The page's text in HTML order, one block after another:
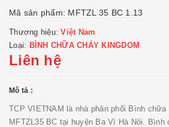
Mã sản phẩm: MFTZL 35 BC 1.13
Thương hiệu:Việt Nam
Loại: BÌNH CHỮA CHÁY KINGDOM
Liên hệ
Mô tả :
TCP VIETNAM là nhà phân phối Bình
MFTZL35 BC tại huyện Ba Vì Hà Nội. Bình